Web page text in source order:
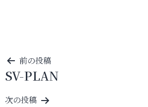
投
稿
ナ
前の投稿
SV-PLAN
次の投稿